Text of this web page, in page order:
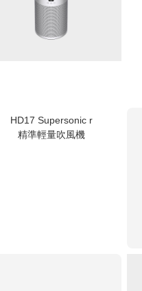
HD17 Supersonic r
精準輕量吹風機